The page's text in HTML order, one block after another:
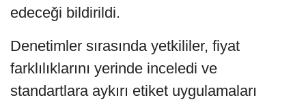
edeceği bildirildi.
Denetimler sırasında yetkililer, fiyat
farklılıklarını yerinde inceledi ve
standartlara aykırı etiket uygulamaları